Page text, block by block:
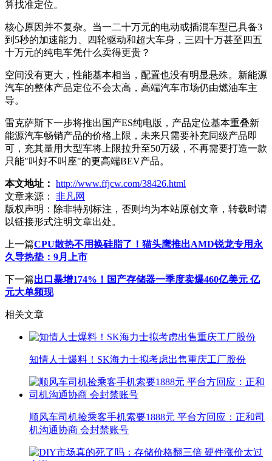
算找准定位。
核心原因并不复杂。当一二十万元的电动或插混车型已具备3
到5秒的加速能力、四轮驱动和超大车身，三四十万甚至四五
十万元的纯电车凭什么卖得更贵？
空间没有更大，性能基本相当，配置也没有明显悬殊。新能源
汽车的整体产品定位不会太高，高端汽车市场仍由燃油车主
导。
雷克萨斯下一步将推出国产ES纯电版，产品定位基本重叠新
能源汽车畅销产品的价格上限，未来只需要补充同级产品即
可，充其量用大型车将上限拉升至50万级，不再需要打造一款
只能"叫好不叫座"的更高端BEV产品。
本文地址： http://www.ffjcw.com/38426.html
文章来源：
非凡网
版权声明： 除非特别标注，否则均为本站原创文章，转载时请
以链接形式注明文章出处。
上一篇CPU散热不用换硅脂了！猫头鹰推出AMD锐龙专用永
久导热垫：9月上市
下一篇出口暴增174%！国产存储器一季度卖爆460亿美元 亿
元大单频现
相关文章
知情人士爆料！SK海力士拟考虑出售重庆工厂股份
顺风车司机捡乘客手机索要1888元 平台方回应：正和司
机沟通协商 会封禁账号